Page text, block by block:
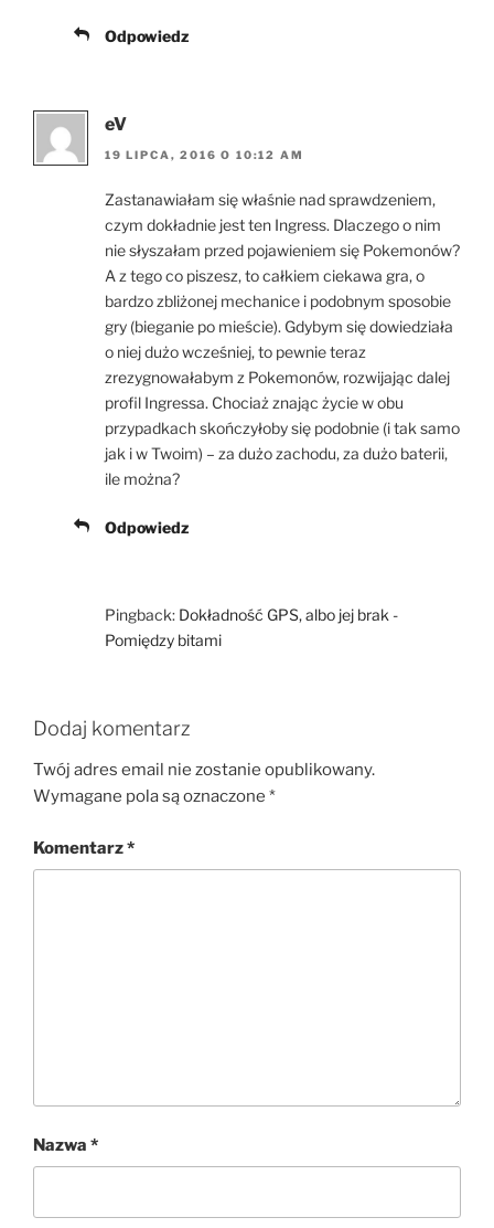
Odpowiedz
eV
19 LIPCA, 2016 O 10:12 AM
Zastanawiałam się właśnie nad sprawdzeniem,
czym dokładnie jest ten Ingress. Dlaczego o nim
nie słyszałam przed pojawieniem się Pokemonów?
A z tego co piszesz, to całkiem ciekawa gra, o
bardzo zbliżonej mechanice i podobnym sposobie
gry (bieganie po mieście). Gdybym się dowiedziała
o niej dużo wcześniej, to pewnie teraz
zrezygnowałabym z Pokemonów, rozwijając dalej
profil Ingressa. Chociaż znając życie w obu
przypadkach skończyłoby się podobnie (i tak samo
jak i w Twoim) – za dużo zachodu, za dużo baterii,
ile można?
Odpowiedz
Pingback: Dokładność GPS, albo jej brak -
Pomiędzy bitami
Dodaj komentarz
Twój adres email nie zostanie opublikowany.
Wymagane pola są oznaczone *
Komentarz*
Nazwa *